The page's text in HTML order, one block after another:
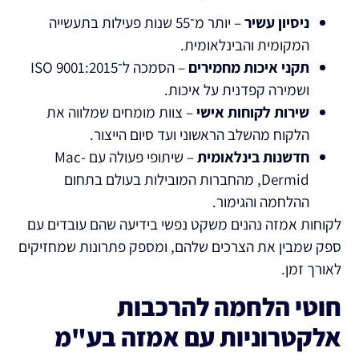
ניסיון עשיר
– יותר מ־55 שנות פעילות בתעשייה
המקומית והבינלאומית.
תקני איכות מחמירים
– הסמכה ל־ISO 9001:2015
ושמירה קפדנית על איכות.
שירות לקוחות אישי– צוות מומחים שמלווה את
הלקוח מהשלב הראשוני ועד סיום הייצור.
חדשנות בינלאומית
– שיתופי פעולה עם Mac-
Dermid, מהחברות המובילות בעולם בתחום
ההלחמה והגימור.
לקוחות אמזה נהנים משקט נפשי בידיעה שהם עובדים עם
ספק שמבין את הצרכים שלהם, ומספק פתרונות שמחזיקים
לאורך זמן.
חוטי הלחמה להרכבות
אלקטרוניות עם אמזה בע"מ